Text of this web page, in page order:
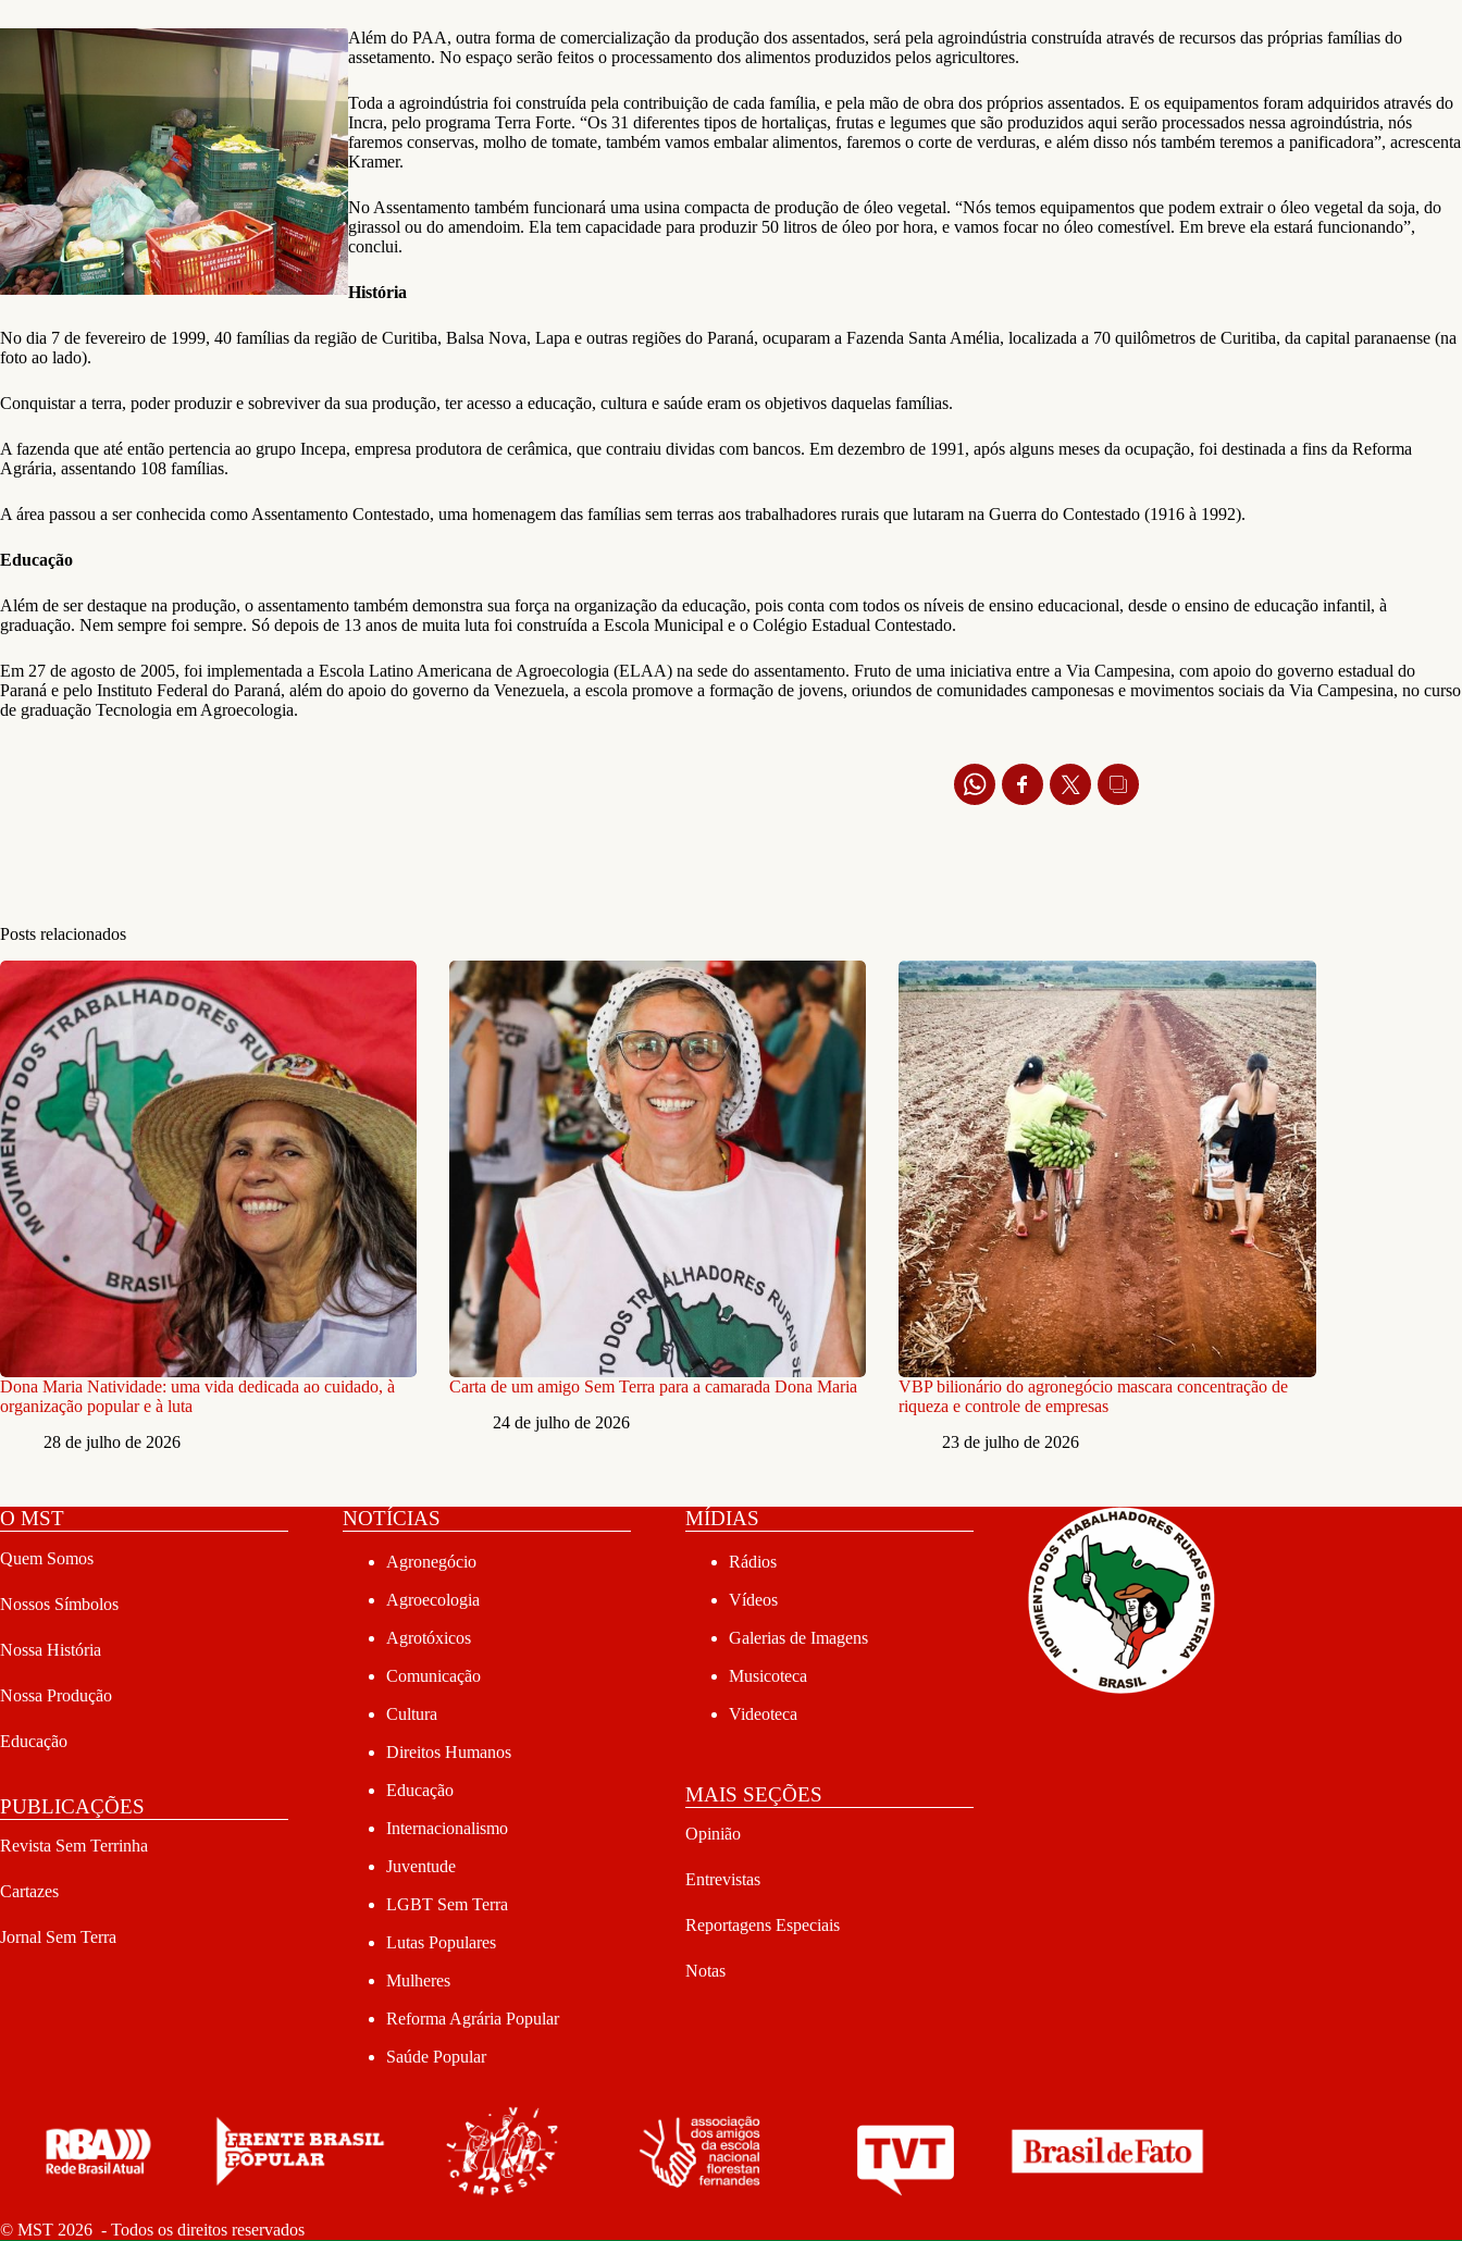
Além do PAA, outra forma de comercialização da produção dos assentados, será pela agroindústria construída através de recursos das próprias famílias do
assetamento. No espaço serão feitos o processamento dos alimentos produzidos pelos agricultores.
Toda a agroindústria foi construída pela contribuição de cada família, e pela mão de obra dos próprios assentados. E os equipamentos foram adquiridos através do
Incra, pelo programa Terra Forte. “Os 31 diferentes tipos de hortaliças, frutas e legumes que são produzidos aqui serão processados nessa agroindústria, nós
faremos conservas, molho de tomate, também vamos embalar alimentos, faremos o corte de verduras, e além disso nós também teremos a panificadora”, acrescenta
Kramer.
No Assentamento também funcionará uma usina compacta de produção de óleo vegetal. “Nós temos equipamentos que podem extrair o óleo vegetal da soja, do
girassol ou do amendoim. Ela tem capacidade para produzir 50 litros de óleo por hora, e vamos focar no óleo comestível. Em breve ela estará funcionando”,
conclui.
História
No dia 7 de fevereiro de 1999, 40 famílias da região de Curitiba, Balsa Nova, Lapa e outras regiões do Paraná, ocuparam a Fazenda Santa Amélia, localizada a 70 quilômetros de Curitiba, da capital paranaense (na
foto ao lado).
Conquistar a terra, poder produzir e sobreviver da sua produção, ter acesso a educação, cultura e saúde eram os objetivos daquelas famílias.
A fazenda que até então pertencia ao grupo Incepa, empresa produtora de cerâmica, que contraiu dividas com bancos. Em dezembro de 1991, após alguns meses da ocupação, foi destinada a fins da Reforma
Agrária, assentando 108 famílias.
A área passou a ser conhecida como Assentamento Contestado, uma homenagem das famílias sem terras aos trabalhadores rurais que lutaram na Guerra do Contestado (1916 à 1992).
Educação
Além de ser destaque na produção, o assentamento também demonstra sua força na organização da educação, pois conta com todos os níveis de ensino educacional, desde o ensino de educação infantil, à
graduação. Nem sempre foi sempre. Só depois de 13 anos de muita luta foi construída a Escola Municipal e o Colégio Estadual Contestado.
Em 27 de agosto de 2005, foi implementada a Escola Latino Americana de Agroecologia (ELAA) na sede do assentamento. Fruto de uma iniciativa entre a Via Campesina, com apoio do governo estadual do
Paraná e pelo Instituto Federal do Paraná, além do apoio do governo da Venezuela, a escola promove a formação de jovens, oriundos de comunidades camponesas e movimentos sociais da Via Campesina, no curso
de graduação Tecnologia em Agroecologia.
Posts relacionados
Dona Maria Natividade: uma vida dedicada ao cuidado, à
organização popular e à luta
28 de julho de 2026
Carta de um amigo Sem Terra para a camarada Dona Maria
24 de julho de 2026
VBP bilionário do agronegócio mascara concentração de
riqueza e controle de empresas
23 de julho de 2026
O MST
Quem Somos
Nossos Símbolos
Nossa História
Nossa Produção
Educação
PUBLICAÇÕES
Revista Sem Terrinha
Cartazes
Jornal Sem Terra
NOTÍCIAS
Agronegócio
Agroecologia
Agrotóxicos
Comunicação
Cultura
Direitos Humanos
Educação
Internacionalismo
Juventude
LGBT Sem Terra
Lutas Populares
Mulheres
Reforma Agrária Popular
Saúde Popular
MÍDIAS
Rádios
Vídeos
Galerias de Imagens
Musicoteca
Videoteca
MAIS SEÇÕES
Opinião
Entrevistas
Reportagens Especiais
Notas
© MST 2026 - Todos os direitos reservados